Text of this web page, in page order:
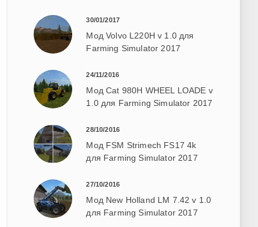
30/01/2017
Мод Volvo L220H v 1.0 для
Farming Simulator 2017
24/11/2016
Мод Cat 980H WHEEL LOADE v
1.0 для Farming Simulator 2017
28/10/2016
Мод FSM Strimech FS17 4k
для Farming Simulator 2017
27/10/2016
Мод New Holland LM 7.42 v 1.0
для Farming Simulator 2017